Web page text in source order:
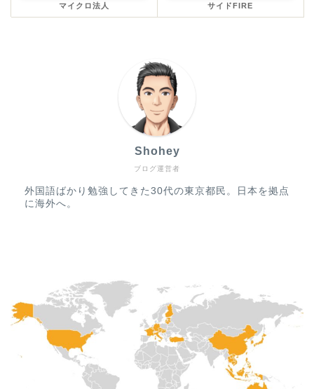
マイクロ法人 サイドFIRE
ブログ運営者
Shohey
外国語ばかり勉強してきた30代の東京都民。日本を拠点
に海外へ。